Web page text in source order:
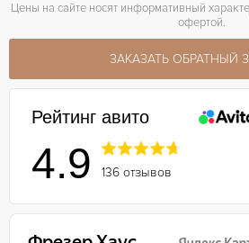
Цены на сайте носят информативный
офертой.
ЗАКАЗАТЬ ОБРАТНЫЙ
Рейтинг авито
4.9 136 отзывов